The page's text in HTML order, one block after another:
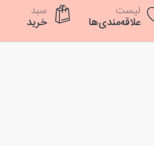
لیست
علاقه‌مندی‌ها
سبد
خرید